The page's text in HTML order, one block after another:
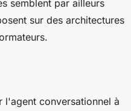
semblent par ailleurs
sur des architectures
l'agent conversationnel à